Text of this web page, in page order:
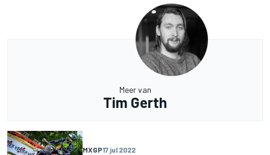
Meer van
Tim Gerth
MXGP17 jul 2022